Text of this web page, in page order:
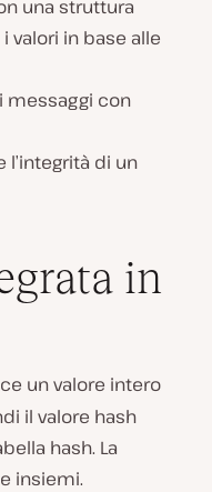
una struttura
valori in base alle
messaggi con
l’integrità di un
in
un valore intero
il valore hash
hash. La
insiemi.